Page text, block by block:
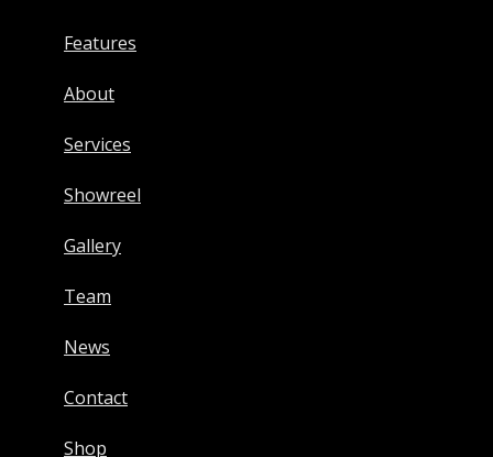
Features
About
Services
Showreel
Gallery
Team
News
Contact
Shop